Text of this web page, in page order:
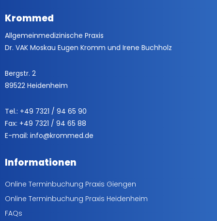
Krommed
Allgemeinmedizinische Praxis
Dr. VAK Moskau Eugen Kromm und Irene Buchholz
Bergstr. 2
89522 Heidenheim
Tel.: +49 7321 / 94 65 90
Fax: +49 7321 / 94 65 88
E-mail: info@krommed.de
Informationen
Online Terminbuchung Praxis Giengen
Online Terminbuchung Praxis Heidenheim
FAQs